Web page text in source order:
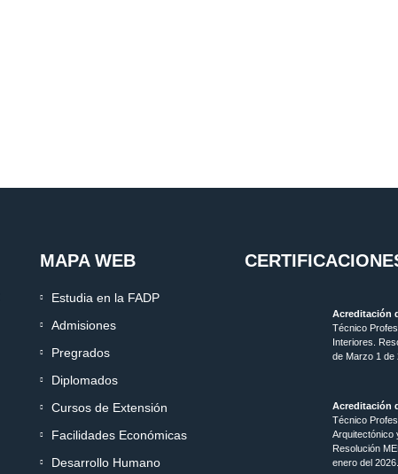
MAPA WEB
Estudia en la FADP
Admisiones
Pregrados
Diplomados
Cursos de Extensión
Facilidades Económicas
Desarrollo Humano
Acreditación
Técnico
Interiores.
de Marzo 1 de
Acreditación
Técnico
Arquitectónico
Resolución
enero del 2026.